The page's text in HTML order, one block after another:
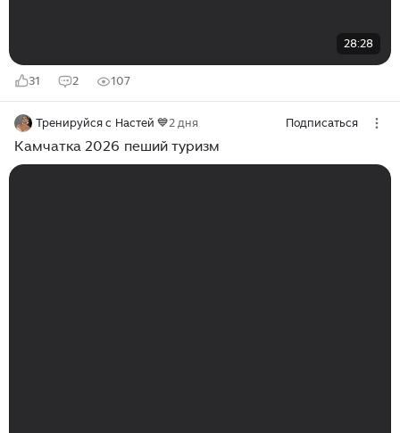
28:28
31 2 107
Тренируйся с Настей 💙2 дня Подписаться
Камчатка 2026 пеший туризм